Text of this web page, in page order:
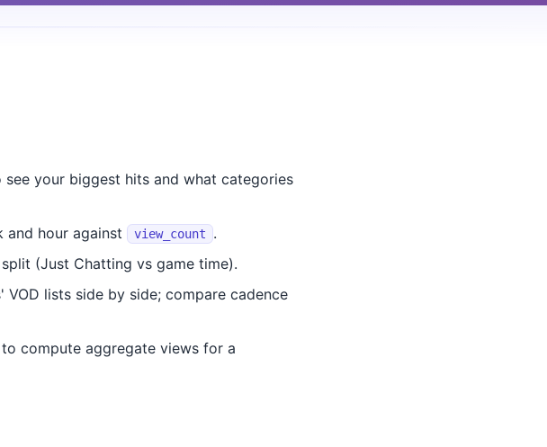
see your biggest hits and what categories
hour against view_count
.
(Just Chatting vs game time).
lists side by side; compare cadence
compute aggregate views for a